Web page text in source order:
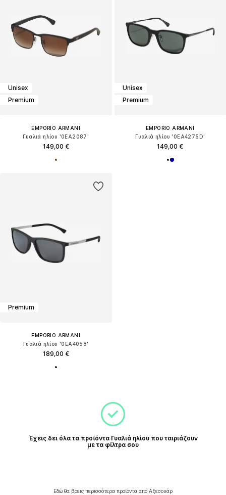
Unisex
Premium
EMPORIO ARMANI
Γυαλιά ηλίου '0EA2087'
149,00 €
Unisex
Premium
EMPORIO ARMANI
Γυαλιά ηλίου '0EA4275D'
149,00 €
Premium
EMPORIO ARMANI
Γυαλιά ηλίου '0EA4058'
189,00 €
Έχεις δει όλα τα προϊόντα Γυαλιά ηλίου που ταιριάζουν
με τα φίλτρα σου
Εδώ θα βρεις περισσότερα προϊόντα από Αξεσουάρ